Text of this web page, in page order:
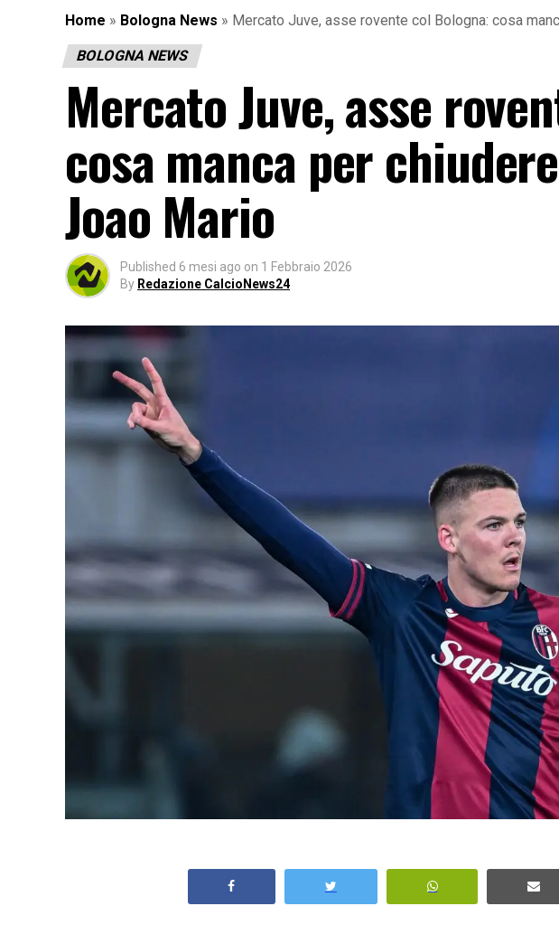
Home » Bologna News » Mercato Juve, asse rovente col Bologna: cosa
BOLOGNA NEWS
Mercato Juve, asse
cosa manca per
Joao Mario
Published 6 mesi ago on 1 Febbraio 2026
By Redazione CalcioNews24